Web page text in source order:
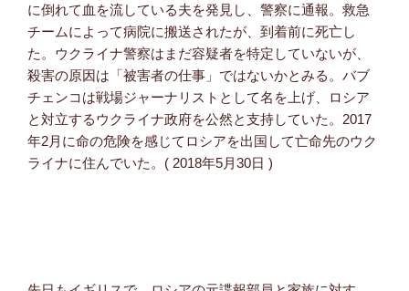
に倒れて血を流している夫を発見し、警察に通報。救急
チームによって病院に搬送されたが、到着前に死亡し
た。ウクライナ警察はまだ容疑者を特定していないが、
殺害の原因は「被害者の仕事」ではないかとみる。バブ
チェンコは戦場ジャーナリストとして名を上げ、ロシア
と対立するウクライナ政府を公然と支持していた。2017
年2月に命の危険を感じてロシアを出国して亡命先のウク
ライナに住んでいた。( 2018年5月30日 )